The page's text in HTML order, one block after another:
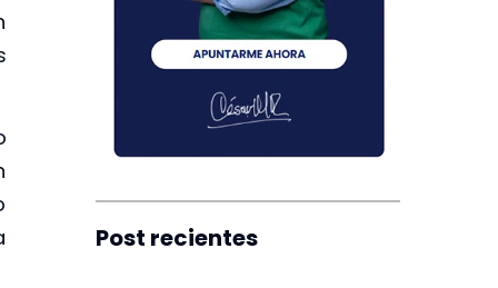
Post recientes